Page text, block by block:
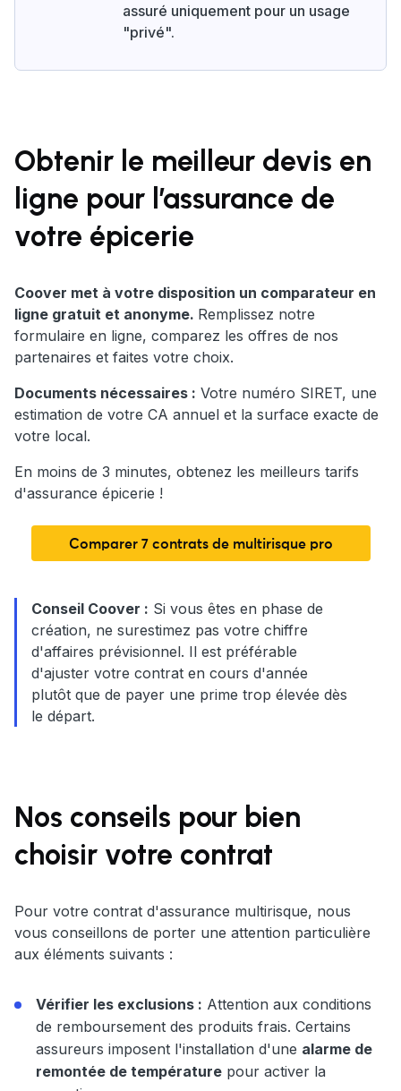
assuré uniquement pour un usage
"privé".
Obtenir le meilleur devis en
ligne pour l’assurance de
votre épicerie
Coover met à votre disposition un comparateur en
ligne gratuit et anonyme. Remplissez notre
formulaire en ligne, comparez les offres de nos
partenaires et faites votre choix.
Documents nécessaires : Votre numéro SIRET, une
estimation de votre CA annuel et la surface exacte de
votre local.
En moins de 3 minutes, obtenez les meilleurs tarifs
d'assurance épicerie !
Comparer 7 contrats de multirisque pro
Conseil Coover : Si vous êtes en phase de
création, ne surestimez pas votre chiffre
d'affaires prévisionnel. Il est préférable
d'ajuster votre contrat en cours d'année
plutôt que de payer une prime trop élevée dès
le départ.
Nos conseils pour bien
choisir votre contrat
Pour votre contrat d'assurance multirisque, nous
vous conseillons de porter une attention particulière
aux éléments suivants :
Vérifier les exclusions : Attention aux conditions
de remboursement des produits frais. Certains
assureurs imposent l'installation d'une alarme de
remontée de température pour activer la